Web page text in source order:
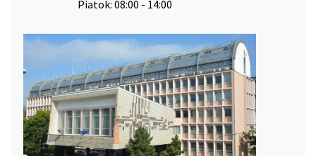
Piatok: 08:00 - 14:00